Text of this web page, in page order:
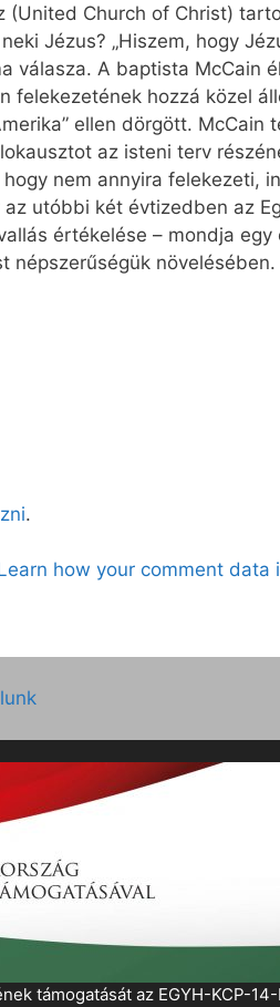
Church of Christ)
Jézus? „Hiszem, hogy
válasza. A baptista McCain
hozzá közel
ellen dörgött.
az isteni terv
nem annyira felekezeti,
utóbbi két évtizedben az
értékelése – mondja
népszerűségük növelésében.
.
how your comment data
támogatását az EGYH-KCP-